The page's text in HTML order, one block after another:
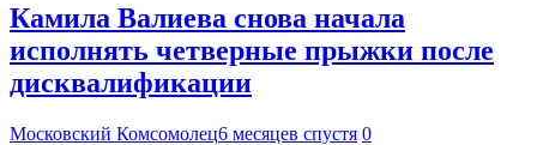
Камила Валиева снова начала
исполнять четверные прыжки после
дисквалификации
Московский Комсомолец6 месяцев спустя 0